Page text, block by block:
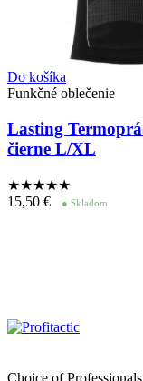
Do košíka
Funkčné oblečenie
Lasting
čierne L/XL
★★★★★
15,50 € ● Skladom
Choice of